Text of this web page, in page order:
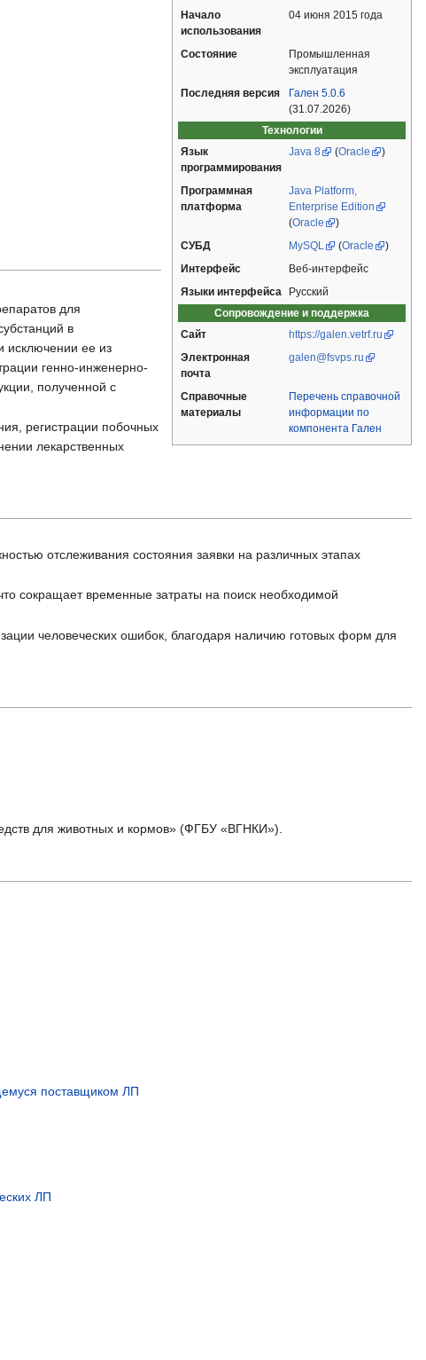
Начало
использования
04 июня 2015 года
Состояние
Промышленная
эксплуатация
Последняя версия
Гален 5.0.6
(31.07.2026)
Технологии
Язык
программирования
Java 8 (Oracle )
Программная
платформа
Java Platform,
Enterprise Edition
(Oracle
)
СУБД
MySQL (Oracle
)
Интерфейс
Веб-интерфейс
Языки интерфейса
Русский
Сопровождение и поддержка
Сайт
https://galen.vetrf.ru
Электронная
почта
galen@fsvps.ru
Справочные
материалы
Перечень справочной
информации по
компонента Гален
для
в
исключении ее из
генно-инженерно-
полученной с
регистрации побочных
лекарственных
отслеживания состояния заявки на различных этапах
сокращает временные затраты на поиск необходимой
человеческих ошибок, благодаря наличию готовых форм для
для животных и кормов» (ФГБУ «ВГНКИ»).
поставщиком ЛП
ЛП